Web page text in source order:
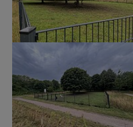
Show larger version